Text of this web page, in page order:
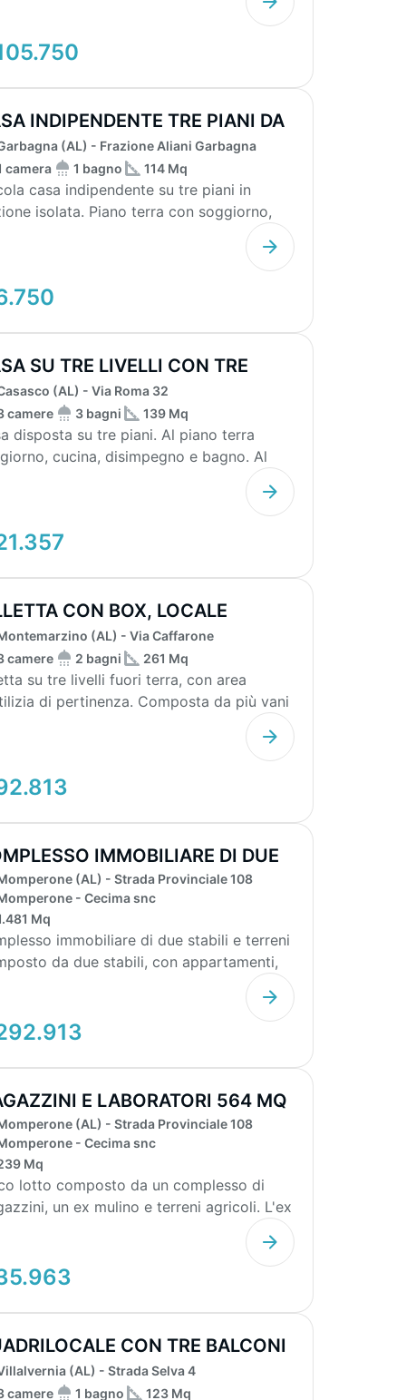
INDIPENDENTE TRE PIANI DA
(AL) - Frazione Aliani Garbagna
camera
1 bagno 114 Mq
casa indipendente su tre piani in
isolata. Piano terra con soggiorno,
SU TRE LIVELLI CON TRE
(AL) - Via Roma 32
camere
3 bagni 139 Mq
su tre piani. Al piano terra
cucina, disimpegno e bagno. Al
CON BOX, LOCALE
E TERR...
(AL) - Via Caffarone
camere
2 bagni 261 Mq
su tre livelli fuori terra, con area
di pertinenza. Composta da più vani
IMMOBILIARE DI DUE
E T...(AL) - Strada Provinciale 108
- Cecima snc
Mq
immobiliare di due stabili e terreni
da due stabili, con appartamenti,
E LABORATORI 564 MQ
8.662 ...(AL) - Strada Provinciale 108
- Cecima snc
Mq
lotto composto da un complesso di
un ex mulino e terreni agricoli. L'ex
CON TRE BALCONI
(AL) - Strada Selva 4
camere
1 bagno 123 Mq